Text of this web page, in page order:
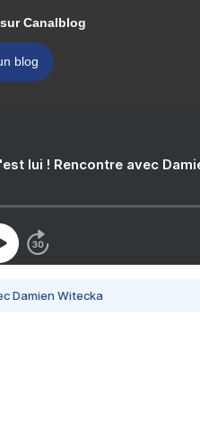
Canalblog
blog
lui ! Rencontre avec
Damien Witecka